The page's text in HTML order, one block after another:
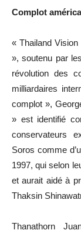
Complot
« Thailand
», soutenu par
révolution des
milliardaires
complot »,
» est identifié
conservateurs
Soros comme
1997, qui selon
et aurait aidé à
Thaksin
Thanathorn